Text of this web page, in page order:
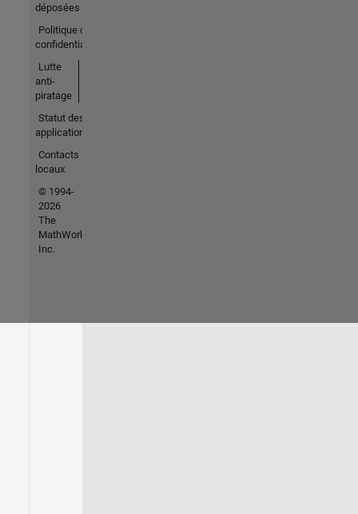
déposées
Politique de
confidentialité
Lutte
anti-
piratage
Statut des
applications
Contacts
locaux
© 1994-
2026
The
MathWorks,
Inc.